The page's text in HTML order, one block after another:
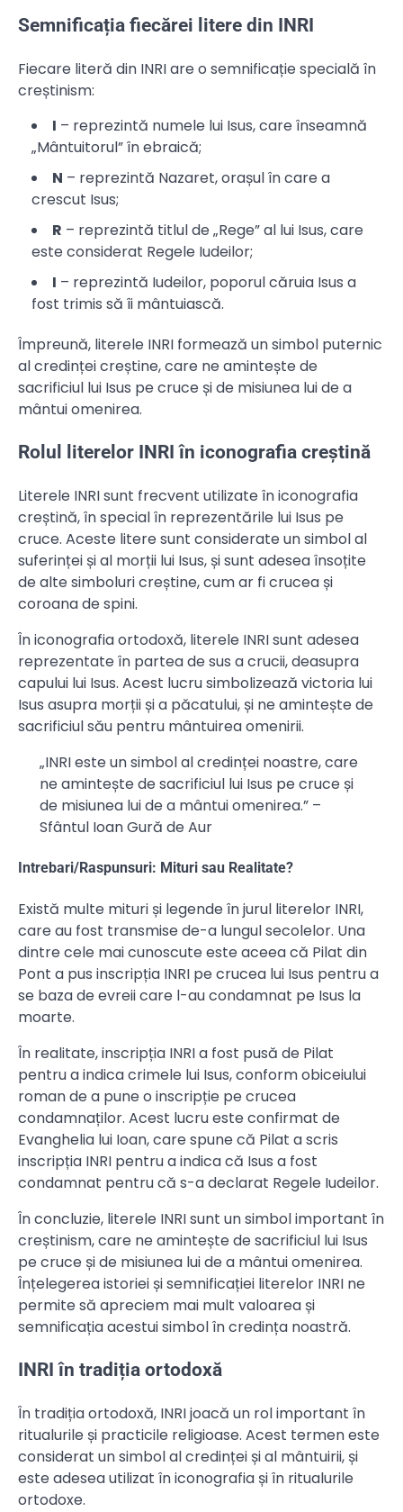
Semnificația fiecărei litere din INRI
Fiecare literă din INRI are o semnificație specială în
creștinism:
I – reprezintă numele lui Isus, care înseamnă
„Mântuitorul” în ebraică;
N – reprezintă Nazaret, orașul în care a
crescut Isus;
R – reprezintă titlul de „Rege” al lui Isus, care
este considerat Regele Iudeilor;
I – reprezintă Iudeilor, poporul căruia Isus a
fost trimis să îi mântuiască.
Împreună, literele INRI formează un simbol puternic
al credinței creștine, care ne amintește de
sacrificiul lui Isus pe cruce și de misiunea lui de a
mântui omenirea.
Rolul literelor INRI în iconografia creștină
Literele INRI sunt frecvent utilizate în iconografia
creștină, în special în reprezentările lui Isus pe
cruce. Aceste litere sunt considerate un simbol al
suferinței și al morții lui Isus, și sunt adesea însoțite
de alte simboluri creștine, cum ar fi crucea și
coroana de spini.
În iconografia ortodoxă, literele INRI sunt adesea
reprezentate în partea de sus a crucii, deasupra
capului lui Isus. Acest lucru simbolizează victoria lui
Isus asupra morții și a păcatului, și ne amintește de
sacrificiul său pentru mântuirea omenirii.
„INRI este un simbol al credinței noastre, care
ne amintește de sacrificiul lui Isus pe cruce și
de misiunea lui de a mântui omenirea.” –
Sfântul Ioan Gură de Aur
Intrebari/Raspunsuri: Mituri sau Realitate?
Există multe mituri și legende în jurul literelor INRI,
care au fost transmise de-a lungul secolelor. Una
dintre cele mai cunoscute este aceea că Pilat din
Pont a pus inscripția INRI pe crucea lui Isus pentru a
se baza de evreii care l-au condamnat pe Isus la
moarte.
În realitate, inscripția INRI a fost pusă de Pilat
pentru a indica crimele lui Isus, conform obiceiului
roman de a pune o inscripție pe crucea
condamnaților. Acest lucru este confirmat de
Evanghelia lui Ioan, care spune că Pilat a scris
inscripția INRI pentru a indica că Isus a fost
condamnat pentru că s-a declarat Regele Iudeilor.
În concluzie, literele INRI sunt un simbol important în
creștinism, care ne amintește de sacrificiul lui Isus
pe cruce și de misiunea lui de a mântui omenirea.
Înțelegerea istoriei și semnificației literelor INRI ne
permite să apreciem mai mult valoarea și
semnificația acestui simbol în credința noastră.
INRI în tradiția ortodoxă
În tradiția ortodoxă, INRI joacă un rol important în
ritualurile și practicile religioase. Acest termen este
considerat un simbol al credinței și al mântuirii, și
este adesea utilizat în iconografia și în ritualurile
ortodoxe.